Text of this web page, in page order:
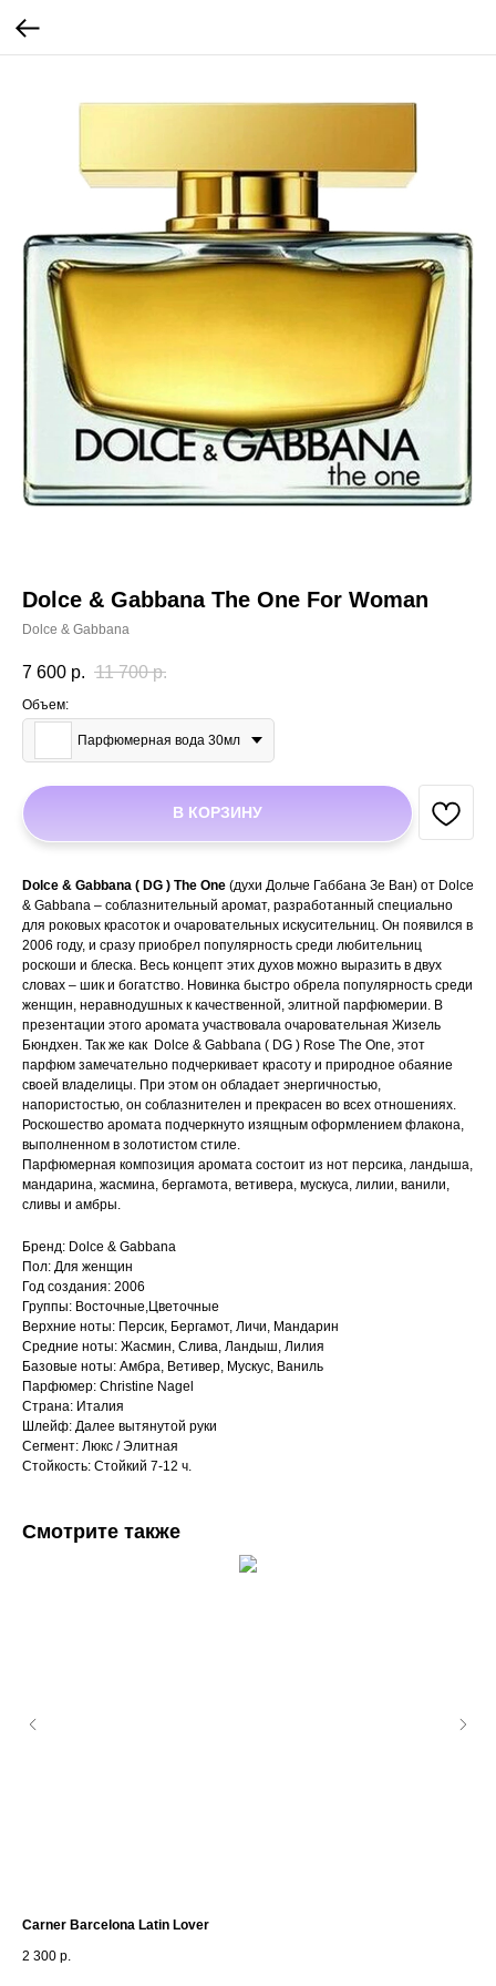
Dolce & Gabbana The One For Woman
Dolce & Gabbana
7 600 р. 11 700 р.
Объем:
Парфюмерная вода 30мл
В КОРЗИНУ
Dolce & Gabbana ( DG ) The One (духи Дольче Габбана Зе Ван) от Dolce
& Gabbana – соблазнительный аромат, разработанный специально
для роковых красоток и очаровательных искусительниц. Он появился в
2006 году, и сразу приобрел популярность среди любительниц
роскоши и блеска. Весь концепт этих духов можно выразить в двух
словах – шик и богатство. Новинка быстро обрела популярность среди
женщин, неравнодушных к качественной, элитной парфюмерии. В
презентации этого аромата участвовала очаровательная Жизель
Бюндхен. Так же как Dolce & Gabbana ( DG ) Rose The One, этот
парфюм замечательно подчеркивает красоту и природное обаяние
своей владелицы. При этом он обладает энергичностью,
напористостью, он соблазнителен и прекрасен во всех отношениях.
Роскошество аромата подчеркнуто изящным оформлением флакона,
выполненном в золотистом стиле.
Парфюмерная композиция аромата состоит из нот персика, ландыша,
мандарина, жасмина, бергамота, ветивера, мускуса, лилии, ванили,
сливы и амбры.
Бренд: Dolce & Gabbana
Пол: Для женщин
Год создания: 2006
Группы: Восточные,Цветочные
Верхние ноты: Персик, Бергамот, Личи, Мандарин
Средние ноты: Жасмин, Слива, Ландыш, Лилия
Базовые ноты: Амбра, Ветивер, Мускус, Ваниль
Парфюмер: Christine Nagel
Страна: Италия
Шлейф: Далее вытянутой руки
Сегмент: Люкс / Элитная
Стойкость: Стойкий 7-12 ч.
Смотрите также
Carner Barcelona Latin Lover
2 300 р.